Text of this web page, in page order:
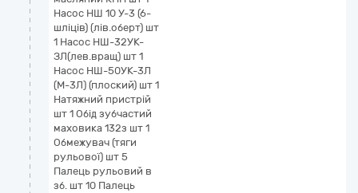
Насос НШ 10 У-3 (6-
шліців) (лів.оберт) шт
1 Насос НШ-32УК-
ЗЛ(лев.вращ) шт 1
Насос НШ-50УК-3Л
(М-3Л) (плоский) шт 1
Натяжний пристрій
шт 1 Обід зубчастий
маховика 132з шт 1
Обмежувач (тяги
рульової) шт 5
Палець рульовий в
зб. шт 10 Палець